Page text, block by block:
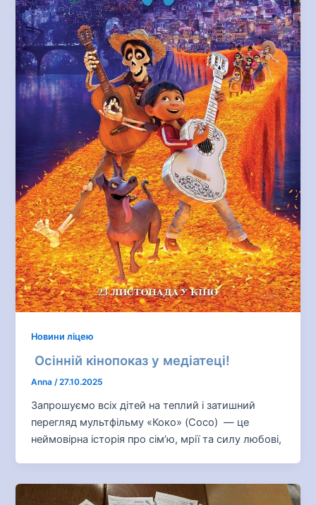
Новини ліцею
Осінній кінопоказ у медіатеці!
Anna/27.10.2025
Запрошуємо всіх дітей на теплий і затишний
перегляд мультфільму «Коко» (Coco) — це
неймовірна історія про сім’ю, мрії та силу любові,